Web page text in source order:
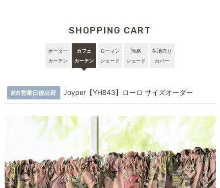
SHOPPING CART
オーダー
カーテン
カフェ
カーテン
ローマン
シェード
簡易
シェード
生地売り
カバー
約5営業日後出荷 Joyper【YH843】ローロ サイズオーダー